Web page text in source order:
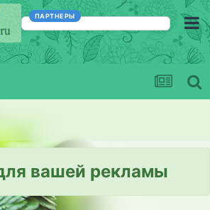
ПАРТНЕРЫ
вашей рекламы